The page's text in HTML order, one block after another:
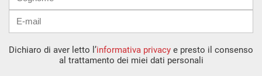
Dichiaro di aver letto l’informativa privacy e presto il consenso
al trattamento dei miei dati personali